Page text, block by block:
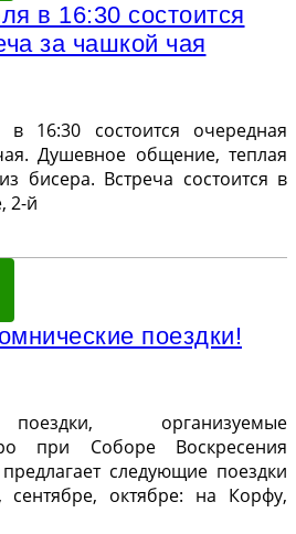
в 16:30 состоится
за чашкой чая
16:30 состоится очередная
Душевное общение, теплая
бисера. Встреча состоится в
2-й
поездки!
организуемые
при Соборе Воскресения
следующие поездки
сентябре, октябре: на Корфу,